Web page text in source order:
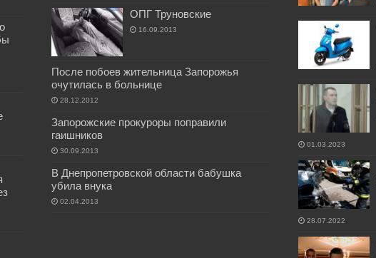
ОПГ Труновские
16.09.2013
После побоев жительница Запорожья
очутилась в больнице
28.12.2012
Запорожские прокуроры поправили
гаишников
30.09.2013
В Днепропетровской области бабушка
убила внука
02.04.2013
01.03.2023
28.07.2022